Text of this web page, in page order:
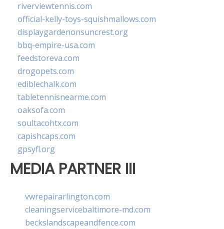
riverviewtennis.com
official-kelly-toys-squishmallows.com
displaygardenonsuncrest.org
bbq-empire-usa.com
feedstoreva.com
drogopets.com
ediblechalk.com
tabletennisnearme.com
oaksofa.com
soultacohtx.com
capishcaps.com
gpsyfl.org
MEDIA PARTNER III
vwrepairarlington.com
cleaningservicebaltimore-md.com
beckslandscapeandfence.com